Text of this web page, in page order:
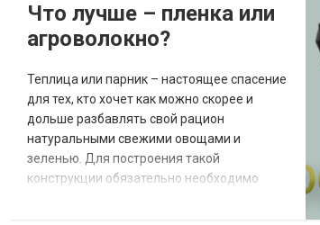
превратятся в довольно простое занятие.
Как следует выбирать сред...
Что лучше – пленка или
агроволокно?
Теплица или парник – настоящее спасение
для тех, кто хочет как можно скорее и
дольше разбавлять свой рацион
натуральными свежими овощами и
зеленью. Для построения такой
конструкции обязательно необходимо